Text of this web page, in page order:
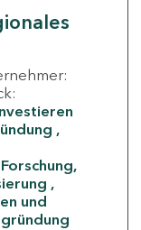
Forschung,
und